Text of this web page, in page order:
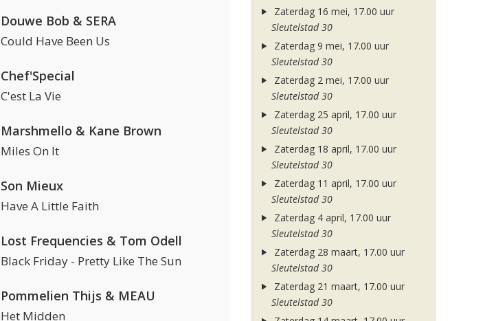
Douwe Bob & SERA
Could Have Been Us
Chef'Special
C'est La Vie
Marshmello & Kane Brown
Miles On It
Son Mieux
Have A Little Faith
Lost Frequencies & Tom Odell
Black Friday - Pretty Like The Sun
Pommelien Thijs & MEAU
Het Midden
Zaterdag 16 mei, 17.00 uur
Sleutelstad 30
Zaterdag 9 mei, 17.00 uur
Sleutelstad 30
Zaterdag 2 mei, 17.00 uur
Sleutelstad 30
Zaterdag 25 april, 17.00 uur
Sleutelstad 30
Zaterdag 18 april, 17.00 uur
Sleutelstad 30
Zaterdag 11 april, 17.00 uur
Sleutelstad 30
Zaterdag 4 april, 17.00 uur
Sleutelstad 30
Zaterdag 28 maart, 17.00 uur
Sleutelstad 30
Zaterdag 21 maart, 17.00 uur
Sleutelstad 30